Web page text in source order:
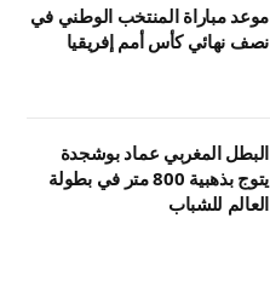
موعد مباراة المنتخب الوطني في
نصف نهائي كأس أمم إفريقيا
البطل المغربي عماد بوشجدة
يتوج بذهبية 800 متر في بطولة
العالم للشباب